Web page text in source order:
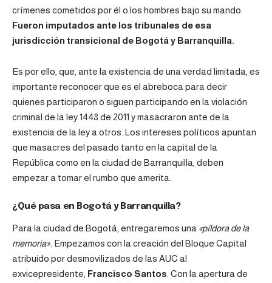
crímenes cometidos por él o los hombres bajo su mando.
Fueron imputados ante los tribunales de esa
jurisdicción transicional de Bogotá y Barranquilla.
Es por ello, que, ante la existencia de una verdad limitada, es
importante reconocer que es el abreboca para decir
quienes participaron o siguen participando en la violación
criminal de la ley 1448 de 2011 y masacraron ante de la
existencia de la ley a otros. Los intereses políticos apuntan
que masacres del pasado tanto en la capital de la
República como en la ciudad de Barranquilla, deben
empezar a tomar el rumbo que amerita.
¿Qué pasa en Bogotá y Barranquilla?
Para la ciudad de Bogotá, entregaremos una «píldora de la
memoria». Empezamos con la creación del Bloque Capital
atribuido por desmovilizados de las AUC al
exvicepresidente, Francisco Santos . Con la apertura de